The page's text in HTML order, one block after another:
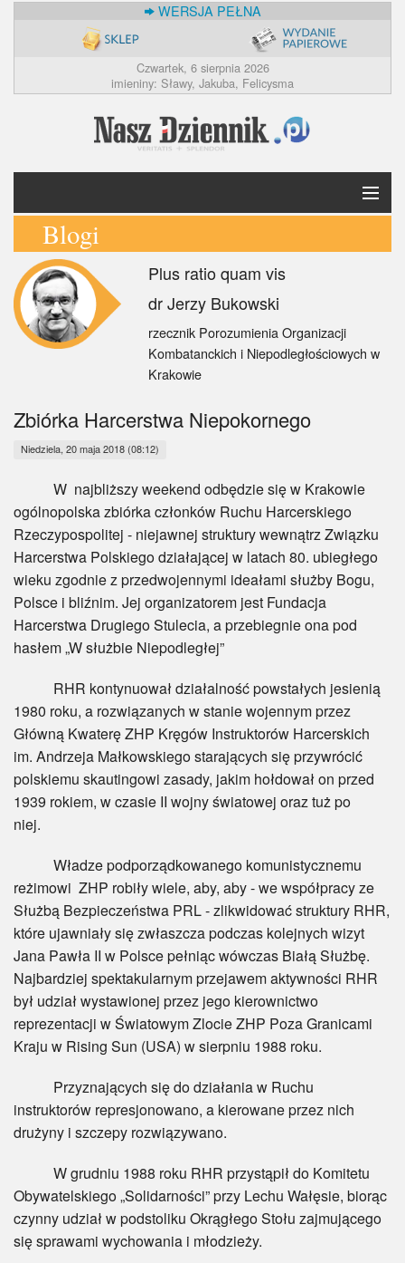
WERSJA PEŁNA
Czwartek, 6 sierpnia 2026
imieniny: Sławy, Jakuba, Felicysma
Krótko
Polska
Świat
Myśl
Wiara
Sport
BlogAiD
Zaproszenia
Blogi
Plus ratio quam vis
dr Jerzy Bukowski
rzecznik Porozumienia Organizacji
Kombatanckich i Niepodległościowych w
Krakowie
Zbiórka Harcerstwa Niepokornego
Niedziela, 20 maja 2018 (08:12)
W najbliższy weekend odbędzie się w Krakowie
ogólnopolska zbiórka członków Ruchu Harcerskiego
Rzeczypospolitej - niejawnej struktury wewnątrz Związku
Harcerstwa Polskiego działającej w latach 80. ubiegłego
wieku zgodnie z przedwojennymi ideałami służby Bogu,
Polsce i bliźnim. Jej organizatorem jest Fundacja
Harcerstwa Drugiego Stulecia, a przebiegnie ona pod
hasłem „W służbie Niepodległej”
RHR kontynuował działalność powstałych jesienią
1980 roku, a rozwiązanych w stanie wojennym przez
Główną Kwaterę ZHP Kręgów Instruktorów Harcerskich
im. Andrzeja Małkowskiego starających się przywrócić
polskiemu skautingowi zasady, jakim hołdował on przed
1939 rokiem, w czasie II wojny światowej oraz tuż po
niej.
Władze podporządkowanego komunistycznemu
reżimowi ZHP robiły wiele, aby, aby - we współpracy ze
Służbą Bezpieczeństwa PRL - zlikwidować struktury RHR,
które ujawniały się zwłaszcza podczas kolejnych wizyt
Jana Pawła II w Polsce pełniąc wówczas Białą Służbę.
Najbardziej spektakularnym przejawem aktywności RHR
był udział wystawionej przez jego kierownictwo
reprezentacji w Światowym Zlocie ZHP Poza Granicami
Kraju w Rising Sun (USA) w sierpniu 1988 roku.
Przyznających się do działania w Ruchu
instruktorów represjonowano, a kierowane przez nich
drużyny i szczepy rozwiązywano.
W grudniu 1988 roku RHR przystąpił do Komitetu
Obywatelskiego „Solidarności” przy Lechu Wałęsie, biorąc
czynny udział w podstoliku Okrągłego Stołu zajmującego
się sprawami wychowania i młodzieży.